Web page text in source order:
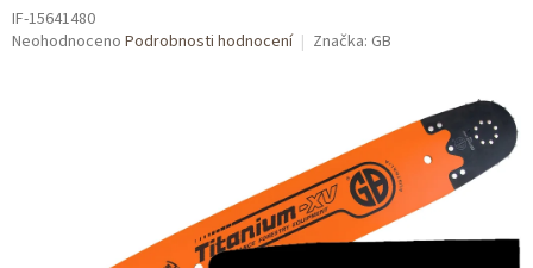
IF-15641480
Průměrné
Neohodnoceno Podrobnosti hodnocení Značka: GB